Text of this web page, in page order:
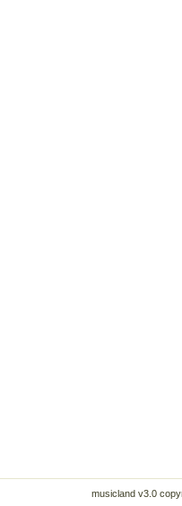
musicland v3.0